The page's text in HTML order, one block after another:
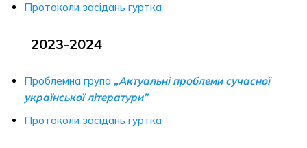
Протоколи засідань гуртка
2023-2024
Проблемна група „Актуальні проблеми сучасної
української літератури”
Протоколи засідань гуртка